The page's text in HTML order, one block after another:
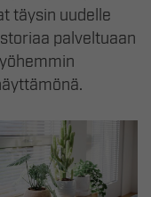
täysin uudelle
palveltuaan